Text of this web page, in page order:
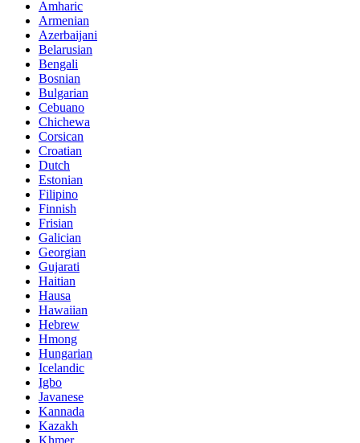
Amharic
Armenian
Azerbaijani
Belarusian
Bengali
Bosnian
Bulgarian
Cebuano
Chichewa
Corsican
Croatian
Dutch
Estonian
Filipino
Finnish
Frisian
Galician
Georgian
Gujarati
Haitian
Hausa
Hawaiian
Hebrew
Hmong
Hungarian
Icelandic
Igbo
Javanese
Kannada
Kazakh